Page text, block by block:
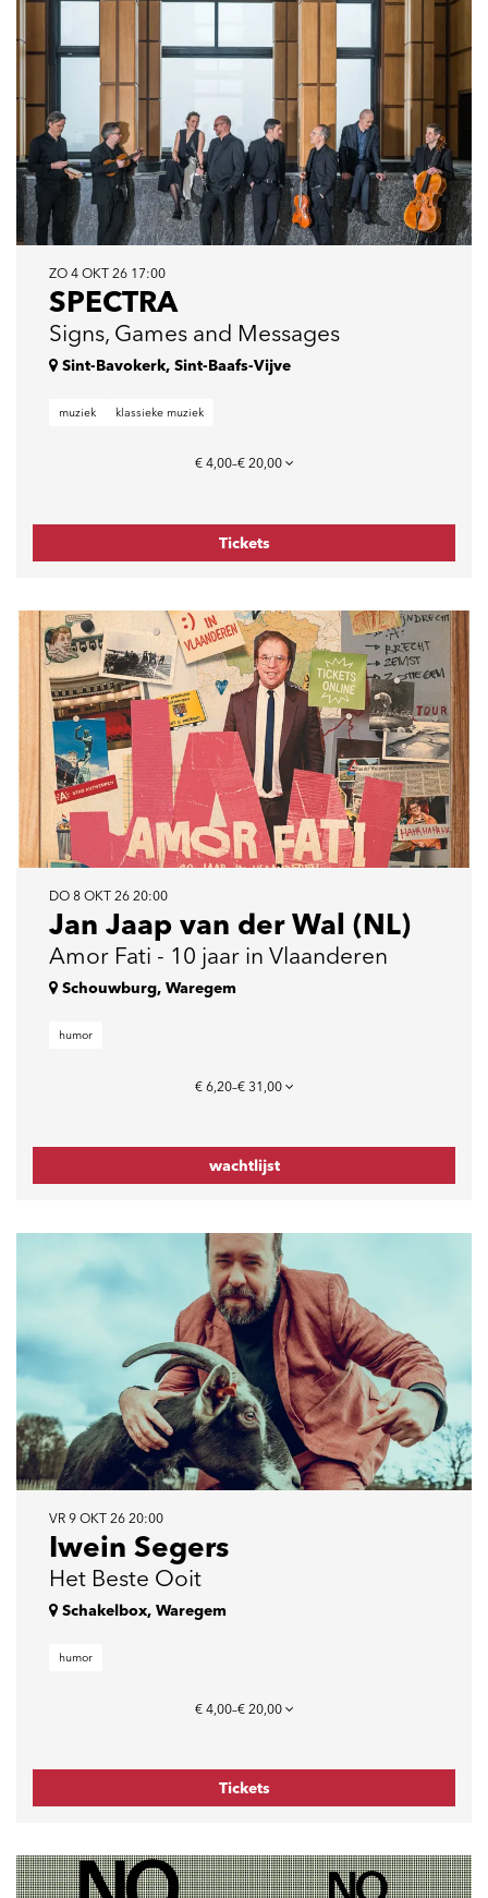
SPECTRA
Signs, Games and Messages
ZO 4 OKT 26 17:00
Sint-Bavokerk, Sint-Baafs-Vijve
muziek klassieke muziek
€ 4,00–€ 20,00
Tickets
Jan Jaap van der Wal (NL)
Amor Fati - 10 jaar in Vlaanderen
DO 8 OKT 26 20:00
Schouwburg, Waregem
humor
€ 6,20–€ 31,00
wachtlijst
Iwein Segers
Het Beste Ooit
VR 9 OKT 26 20:00
Schakelbox, Waregem
humor
€ 4,00–€ 20,00
Tickets